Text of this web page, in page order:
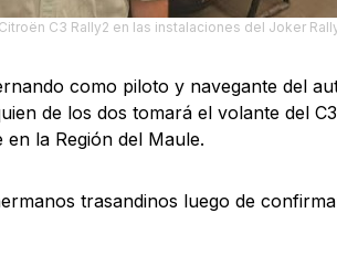
C3 Rally2 en las instalaciones del Joker
como piloto y navegante del
de los dos tomará el volante del
la Región del Maule.
trasandinos luego de